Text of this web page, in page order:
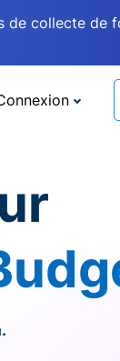
de collecte de